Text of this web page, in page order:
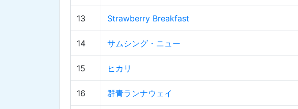
13 Strawberry Breakfast
14 サムシング・ニュー
15 ヒカリ
16 群青ランナウェイ